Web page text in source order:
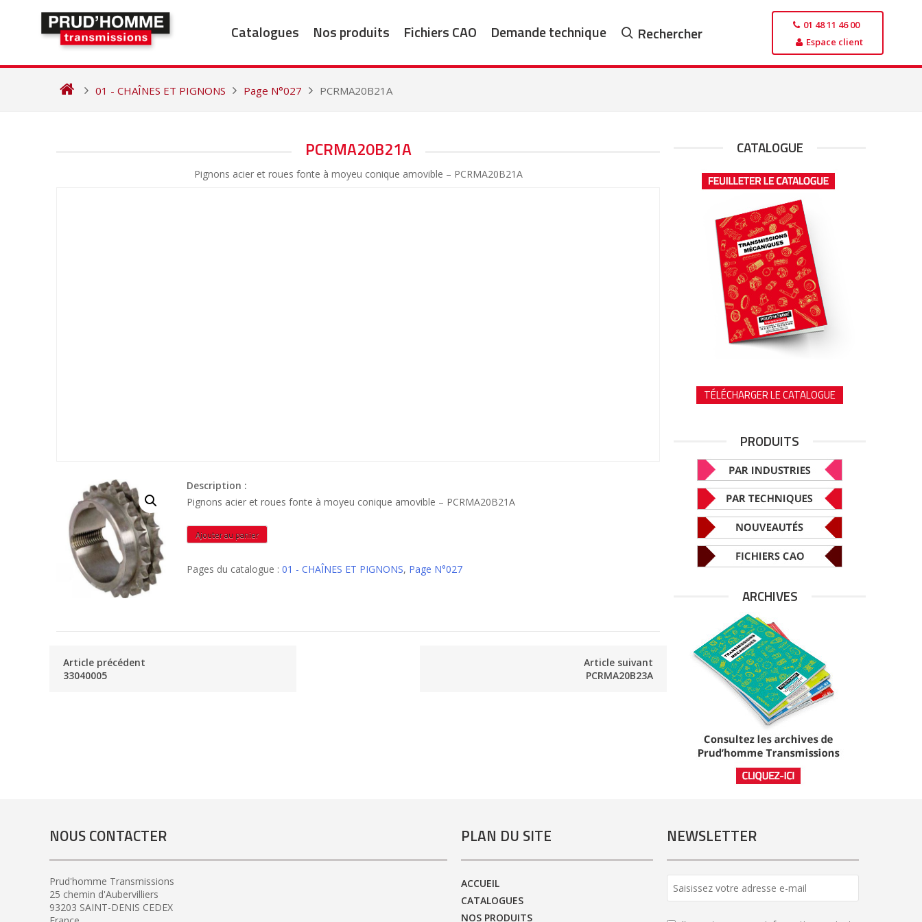
Catalogues Nos produits Fichiers CAO Demande technique Rechercher
01 48 11 46 00
Espace client
01 - CHAÎNES ET PIGNONS Page N°027 PCRMA20B21A
PCRMA20B21A
Pignons acier et roues fonte à moyeu conique amovible – PCRMA20B21A
Description :
Pignons acier et roues fonte à moyeu conique amovible – PCRMA20B21A
quantité
de
Ajouter au panier
Pages du catalogue : 01 - CHAÎNES ET PIGNONS, Page N°027
Article précédent
33040005
Article suivant
PCRMA20B23A
CATALOGUE
TÉLÉCHARGER LE CATALOGUE
PRODUITS
ARCHIVES
NOUS CONTACTER
Prud'homme Transmissions
25 chemin d'Aubervilliers
93203 SAINT-DENIS CEDEX
PLAN DU SITE
ACCUEIL
CATALOGUES
NOS PRODUITS
NEWSLETTER